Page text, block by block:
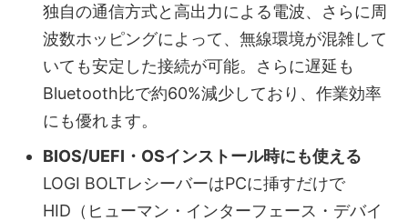
独自の通信方式と高出力による電波、さらに周
波数ホッピングによって、無線環境が混雑して
いても安定した接続が可能。さらに遅延も
Bluetooth比で約60%減少しており、作業効率
にも優れます。
BIOS/UEFI・OSインストール時にも使える
LOGI BOLTレシーバーはPCに挿すだけで
HID（ヒューマン・インターフェース・デバイ